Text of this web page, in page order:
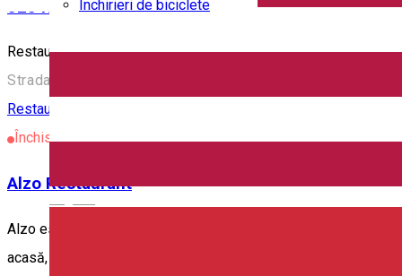
Închirieri de biciclete
523 Restaurant & Bar
Restaurant și bar în Odorheiu Secuiesc. Comandă prin aplicația
Strada Petőfi Sándor 15, Odorheiu Secuiesc 535600,
Restaurant
Închis
Alzo Restaurant
Alzo este spațiul în care îmbinăm experiența comunitară cu
acasă, sunt foarte importante. Comandă prin aplicația Hamm